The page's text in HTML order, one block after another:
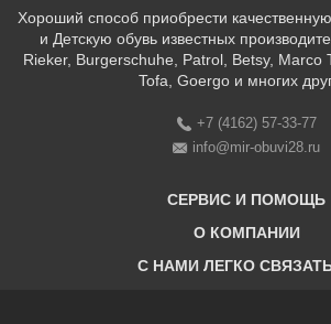
Хороший способ приобрести
и Детскую обувь известных
Rieker, Burgerschuhe, Patrol, Betsy, Marco
Tofa, Goergo и многих
+7 (4162) 57-33-77
info@mir-obuvi28.ru
СЕРВИС И ПОМОЩЬ
Бонусная программа
О КОМПАНИИ
C НАМИ ЛЕГКО